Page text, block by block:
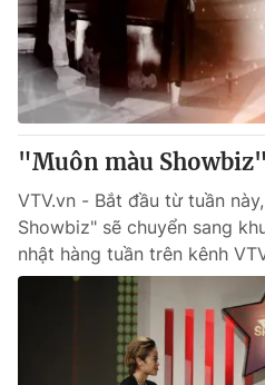
"Muôn màu
VTV.vn - Bắt đầu từ tuần
Showbiz" sẽ chuyển sang
nhật hàng tuần trên kênh